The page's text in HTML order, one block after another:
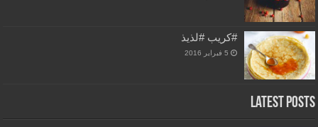
#كريب #لذيذ
5 فبراير 2016
Latest Posts